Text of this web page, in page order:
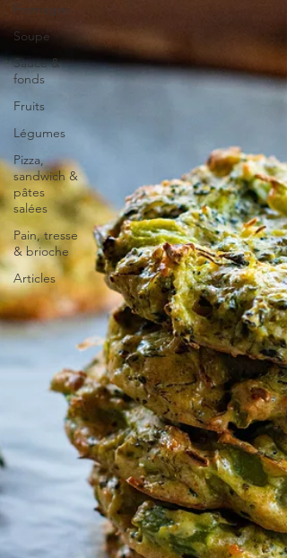
Fromages
Soupe
Sauce &
fonds
Fruits
Légumes
Pizza,
sandwich &
pâtes
salées
Pain, tresse
& brioche
Articles